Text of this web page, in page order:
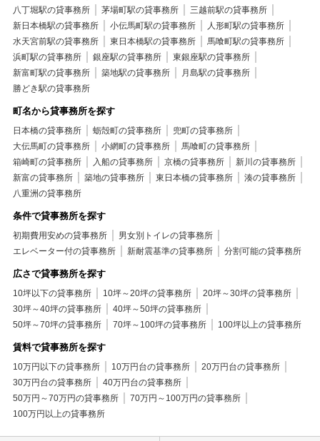
八丁堀駅の貸事務所
茅場町駅の貸事務所
三越前駅の貸事務所
新日本橋駅の貸事務所
小伝馬町駅の貸事務所
人形町駅の貸事務所
水天宮前駅の貸事務所
東日本橋駅の貸事務所
馬喰町駅の貸事務所
浜町駅の貸事務所
銀座駅の貸事務所
東銀座駅の貸事務所
新富町駅の貸事務所
築地駅の貸事務所
月島駅の貸事務所
勝どき駅の貸事務所
町名から貸事務所を探す
日本橋の貸事務所 蛎殻町の貸事務所
兜町の貸事務所
大伝馬町の貸事務所
小網町の貸事務所
馬喰町の貸事務所
箱崎町の貸事務所
入船の貸事務所 京橋の貸事務所
新川の貸事務所
新富の貸事務所
築地の貸事務所 東日本橋の貸事務所
湊の貸事務所
八重洲の貸事務所
条件で貸事務所を探す
初期費用安めの貸事務所
男女別トイレの貸事務所
エレベーター付の貸事務所
新耐震基準の貸事務所 分割可能の貸事務所
広さで貸事務所を探す
10坪以下の貸事務所 10坪～20坪の貸事務所
20坪～30坪の貸事務所
30坪～40坪の貸事務所
40坪～50坪の貸事務所
50坪～70坪の貸事務所
70坪～100坪の貸事務所 100坪以上の貸事務所
賃料で貸事務所を探す
10万円以下の貸事務所 10万円台の貸事務所
20万円台の貸事務所
30万円台の貸事務所
40万円台の貸事務所
50万円～70万円の貸事務所
70万円～100万円の貸事務所
100万円以上の貸事務所